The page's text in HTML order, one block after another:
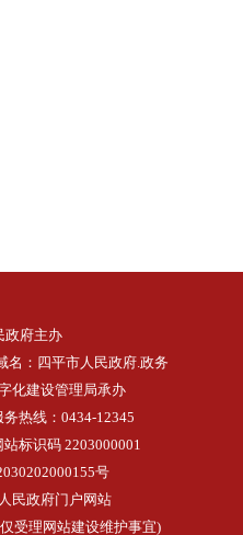
政府主办
名：四平市人民政府.政务
化建设管理局承办
热线：0434-12345
标识码 2203000001
号
民政府门户网站
受理网站建设维护事宜)